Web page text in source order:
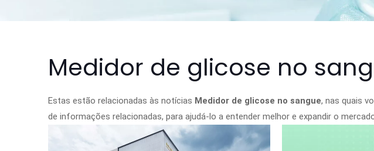
Medidor de glicose no
Estas estão relacionadas às notícias Medidor de glicose no sangue, nas quais
de informações relacionadas, para ajudá-lo a entender melhor e expandir o